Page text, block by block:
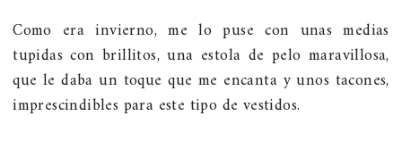
Como era invierno, me lo puse con unas medias
tupidas con brillitos, una estola de pelo maravillosa,
que le daba un toque que me encanta y unos tacones,
imprescindibles para este tipo de vestidos.